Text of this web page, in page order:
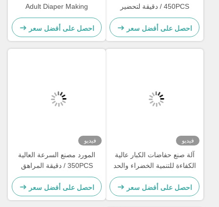
450PCS / دقيقة لتحضير
حفاضات الكبار
احصل على أفضل سعر
Adult Diaper Making
Machine for Large-Scale
Production Needs
احصل على أفضل سعر
فيديو
آلة صنع حفاضات الكبار عالية
الكفاءة للتنمية الخضراء والحد
من النفايات
احصل على أفضل سعر
فيديو
المورد مصنع السرعة العالية
350PCS / دقيقة المراهق
الحفاضات صنع الآلات
احصل على أفضل سعر